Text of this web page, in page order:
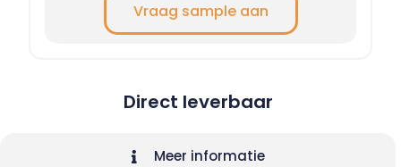
Vraag sample aan
Direct leverbaar
Meer informatie